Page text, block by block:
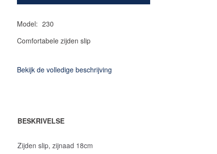
Model: 230
Comfortabele zijden slip
Bekijk de volledige beschrijving
BESKRIVELSE
Zijden slip, zijnaad 18cm